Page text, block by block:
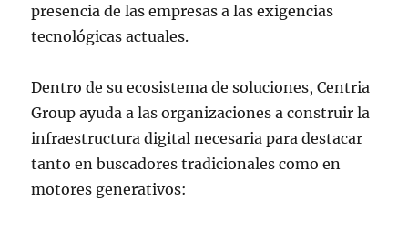
presencia de las empresas a las exigencias
tecnológicas actuales.
Dentro de su ecosistema de soluciones, Centria
Group ayuda a las organizaciones a construir la
infraestructura digital necesaria para destacar
tanto en buscadores tradicionales como en
motores generativos: